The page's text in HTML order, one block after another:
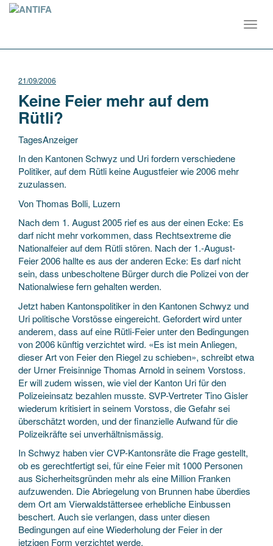
21/09/2006
Keine Feier mehr auf dem
Rütli?
TagesAnzeiger
In den Kantonen Schwyz und Uri fordern verschiedene
Politiker, auf dem Rütli keine Augustfeier wie 2006 mehr
zuzulassen.
Von Thomas Bolli, Luzern
Nach dem 1. August 2005 rief es aus der einen Ecke: Es
darf nicht mehr vorkommen, dass Rechtsextreme die
Nationalfeier auf dem Rütli stören. Nach der 1.-August-
Feier 2006 hallte es aus der anderen Ecke: Es darf nicht
sein, dass unbescholtene Bürger durch die Polizei von der
Nationalwiese fern gehalten werden.
Jetzt haben Kantonspolitiker in den Kantonen Schwyz und
Uri politische Vorstösse eingereicht. Gefordert wird unter
anderem, dass auf eine Rütli-Feier unter den Bedingungen
von 2006 künftig verzichtet wird. «Es ist mein Anliegen,
dieser Art von Feier den Riegel zu schieben», schreibt etwa
der Urner Freisinnige Thomas Arnold in seinem Vorstoss.
Er will zudem wissen, wie viel der Kanton Uri für den
Polizeieinsatz bezahlen musste. SVP-Vertreter Tino Gisler
wiederum kritisiert in seinem Vorstoss, die Gefahr sei
überschätzt worden, und der finanzielle Aufwand für die
Polizeikräfte sei unverhältnismässig.
In Schwyz haben vier CVP-Kantonsräte die Frage gestellt,
ob es gerechtfertigt sei, für eine Feier mit 1000 Personen
aus Sicherheitsgründen mehr als eine Million Franken
aufzuwenden. Die Abriegelung von Brunnen habe überdies
dem Ort am Vierwaldstättersee erhebliche Einbussen
beschert. Auch sie verlangen, dass unter diesen
Bedingungen auf eine Wiederholung der Feier in der
jetzigen Form verzichtet werde.